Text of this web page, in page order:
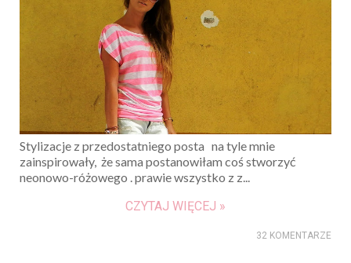
Stylizacje z przedostatniego posta na tyle mnie
zainspirowały, że sama postanowiłam coś stworzyć
neonowo-różowego . prawie wszystko z z...
CZYTAJ WIĘCEJ »
32 KOMENTARZE